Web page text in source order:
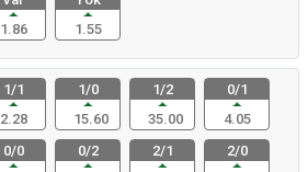
1.86
1.55
1/1
2.28
1/0
15.60
1/2
35.00
0/1
4.05
0/0
0/2
2/1
2/0